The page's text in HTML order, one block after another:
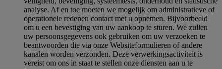
analyse. Af en toe moeten we mogelijk om administratieve of
operationele redenen contact met u opnemen. Bijvoorbeeld
om u een bevestiging van uw aankoop te sturen. We zullen
uw persoonsgegevens ook gebruiken om uw verzoeken te
beantwoorden die via onze Websiteformulieren of andere
kanalen worden verzonden. Deze verwerkingsactiviteit is
vereist om ons in staat te stellen onze diensten aan u te